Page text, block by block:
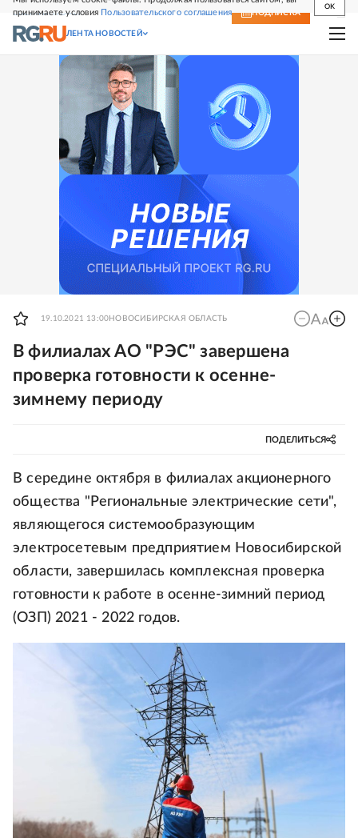
принимаете условия Пользовательского соглашения
OK
СВЕЖИЙ НОМЕР ПОДПИСКА
ЛЕНТА НОВОСТЕЙ
19.10.2021 13:00 НОВОСИБИРСКАЯ ОБЛАСТЬ
В филиалах АО "РЭС" завершена
проверка готовности к осенне-
зимнему периоду
ПОДЕЛИТЬСЯ
В середине октября в филиалах акционерного
общества "Региональные электрические сети",
являющегося системообразующим
электросетевым предприятием Новосибирской
области, завершилась комплексная проверка
готовности к работе в осенне-зимний период
(ОЗП) 2021 - 2022 годов.